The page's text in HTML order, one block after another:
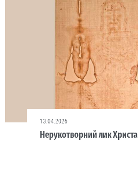
13.04.2026
Нерукотворний лик Христа